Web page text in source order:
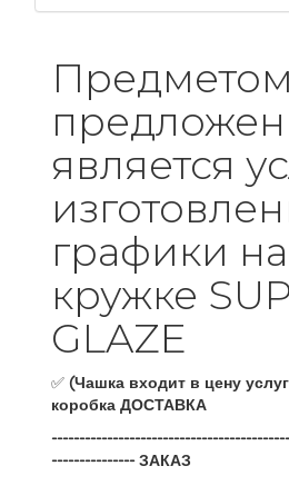
Предметом
является
графики
кружке
GLAZE
✅ (Чашка входит в цену
коробка ДОСТАВКА
--------------- ЗАКАЗ